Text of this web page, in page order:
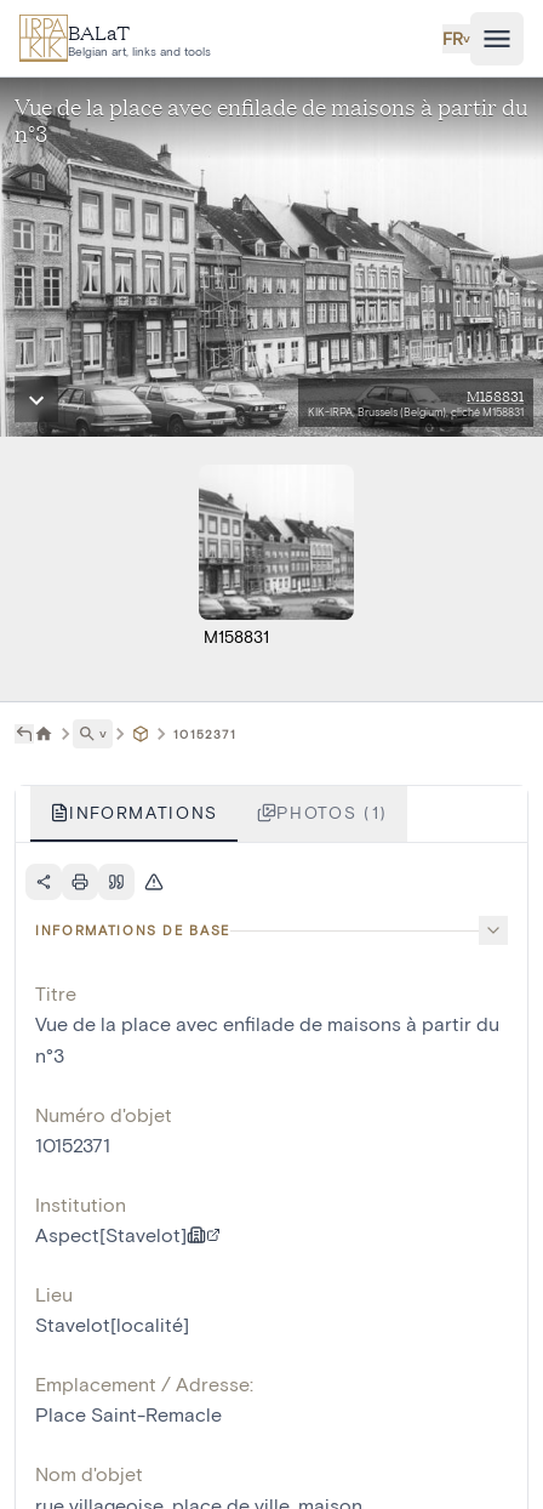
Aller au contenu principal
BALaT
Belgian art, links and tools
FR˅
Vue de la place avec enfilade de maisons à partir du
n°3
M158831
KIK-IRPA, Brussels (Belgium), cliché M158831
M158831
˅ 10152371
INFORMATIONS PHOTOS (1)
INFORMATIONS DE BASE
Titre
Vue de la place avec enfilade de maisons à partir du
n°3
Numéro d'objet
10152371
Institution
Aspect[Stavelot]
Lieu
Stavelot[localité]
Emplacement / Adresse:
Place Saint-Remacle
Nom d'objet